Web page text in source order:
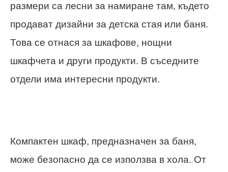
размери са лесни за намиране там, където
продават дизайни за детска стая или баня.
Това се отнася за шкафове, нощни
шкафчета и други продукти. В съседните
отдели има интересни продукти.
Компактен шкаф, предназначен за баня,
може безопасно да се използва в хола. От